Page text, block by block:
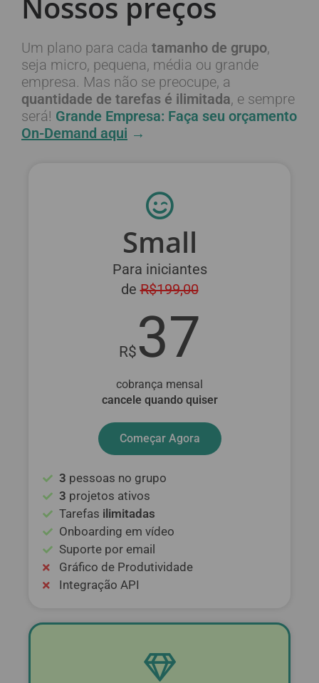
Um plano para cada tamanho de grupo,
seja micro, pequena, média ou grande
empresa. Mas não se preocupe, a
quantidade de tarefas é ilimitada, e sempre
será! Grande Empresa: Faça seu orçamento
On-Demand aqui →
Small
Para iniciantes
deR$199,00
R$37
cobrança mensal
cancele quando quiser
Começar Agora
3 pessoas no grupo
3 projetos ativos
Tarefas ilimitadas
Onboarding em vídeo
Suporte por email
Gráfico de Produtividade
Integração API